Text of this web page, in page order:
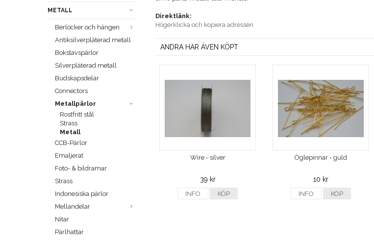
METALL
Berlocker och hängen
Antiksilverpläterad metall
Bokstavspärlor
Silverpläterad metall
Budskapsdelar
Connectors
Metallpärlor
Rostfritt stål
Strass
Metall
CCB-Pärlor
Emaljerat
Foto- & bildramar
Strass
Indonesiska pärlor
Mellandelar
Nitar
Pärlhattar
Direktlänk:
Högerklicka och kopiera adressen
ANDRA HAR ÄVEN KÖPT
Wire - silver
39 kr
INFO KÖP
Öglepinnar - guld
10 kr
INFO KÖP